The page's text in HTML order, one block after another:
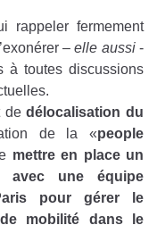
rappeler fermement
– elle aussi-
à toutes discussions
dedélocalisation du
de la «people
mettre en place un
avec une équipe
pour gérer le
mobilité dans le